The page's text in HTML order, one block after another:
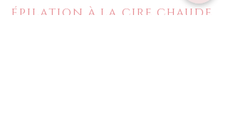
épilation à la cire chaude,